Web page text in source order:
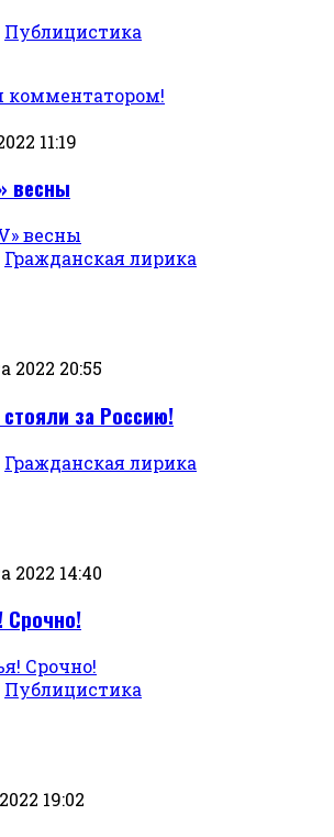
Публицистика
комментатором!
11:19
весны
Гражданская лирика
2022 20:55
за Россию!
Гражданская лирика
2022 14:40
Срочно!
Публицистика
19:02